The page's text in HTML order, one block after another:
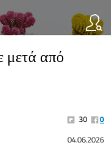
μετά από
30
0
04.06.2026